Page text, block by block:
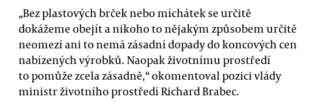
„Bez plastových brček nebo míchátek se určitě
dokážeme obejít a nikoho to nějakým způsobem určitě
neomezí ani to nemá zásadní dopady do koncových cen
nabízených výrobků. Naopak životnímu prostředí
to pomůže zcela zásadně,“ okomentoval pozici vlády
ministr životního prostředí Richard Brabec.